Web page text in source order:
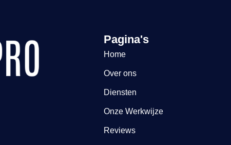
Pagina's
Home
Over ons
Diensten
Onze Werkwijze
Reviews